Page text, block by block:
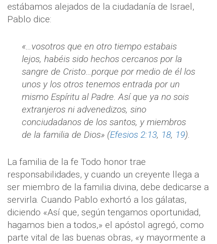
estábamos alejados de la ciudadanía de Israel,
Pablo dice:
«…vosotros que en otro tiempo estabais
lejos, habéis sido hechos cercanos por la
sangre de Cristo…porque por medio de él los
unos y los otros tenemos entrada por un
mismo Espíritu al Padre. Así que ya no sois
extranjeros ni advenedizos, sino
conciudadanos de los santos, y miembros
de la familia de Dios» (Efesios 2:13, 18, 19).
La familia de la fe Todo honor trae
responsabilidades, y cuando un creyente llega a
ser miembro de la familia divina, debe dedicarse a
servirla. Cuando Pablo exhortó a los gálatas,
diciendo «Así que, según tengamos oportunidad,
hagamos bien a todos,» el apóstol agregó, como
parte vital de las buenas obras, «y mayormente a